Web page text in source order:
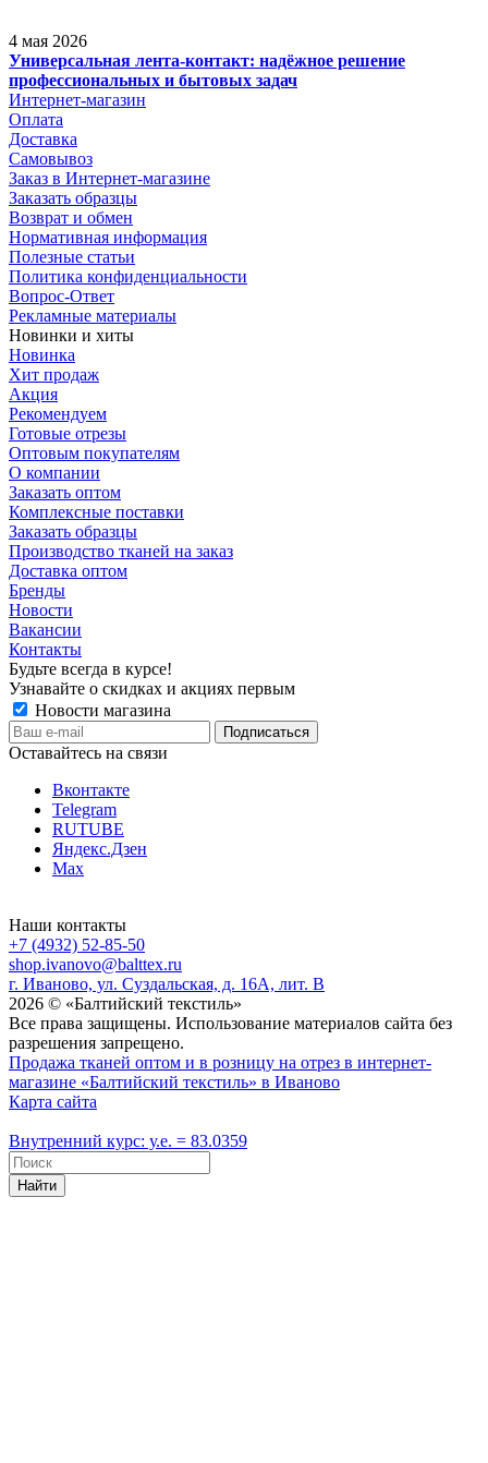
4 мая 2026
Универсальная лента-контакт: надёжное решение
профессиональных и бытовых задач
Интернет-магазин
Оплата
Доставка
Самовывоз
Заказ в Интернет-магазине
Заказать образцы
Возврат и обмен
Нормативная информация
Полезные статьи
Политика конфиденциальности
Вопрос-Ответ
Рекламные материалы
Новинки и хиты
Новинка
Хит продаж
Акция
Рекомендуем
Готовые отрезы
Оптовым покупателям
О компании
Заказать оптом
Комплексные поставки
Заказать образцы
Производство тканей на заказ
Доставка оптом
Бренды
Новости
Вакансии
Контакты
Будьте всегда в курсе!
Узнавайте о скидках и акциях первым
Новости магазина
Оставайтесь на связи
Вконтакте
Telegram
RUTUBE
Яндекс.Дзен
Max
Наши контакты
+7 (4932) 52-85-50
shop.ivanovo@balttex.ru
г. Иваново, ул. Суздальская, д. 16А, лит. В
2026 © «Балтийский текстиль»
Все права защищены. Использование материалов сайта без
разрешения запрещено.
Продажа тканей оптом и в розницу на отрез в интернет-
магазине «Балтийский текстиль» в Иваново
Карта сайта
Внутренний курс: у.е. = 83.0359
Найти